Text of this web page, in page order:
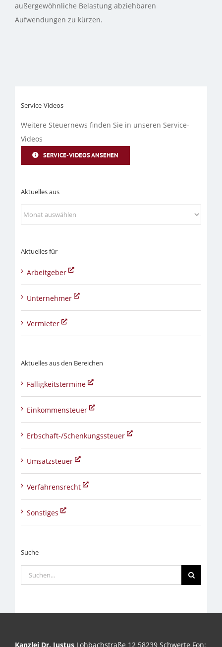
außergewöhnliche Belastung abziehbaren
Aufwendungen zu kürzen.
Service-Videos
Weitere Steuernews finden Sie in unseren Service-
Videos
SERVICE-VIDEOS ANSEHEN
Aktuelles aus
Aktuelles
aus
Aktuelles für
Arbeitgeber
Unternehmer
Vermieter
Aktuelles aus den Bereichen
Fälligkeitstermine
Einkommensteuer
Erbschaft-/Schenkungssteuer
Umsatzsteuer
Verfahrensrecht
Sonstiges
Suche
Suche
nach:
Kanzlei Dr. Justus Lohbachstraße 12 58239 Schwerte Fon: